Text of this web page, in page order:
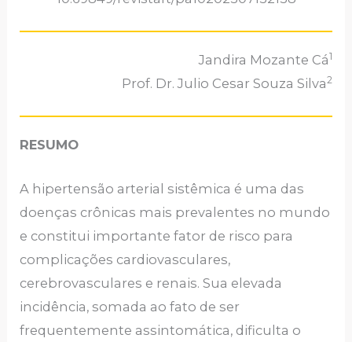
Jandira Mozante Cá1
Prof. Dr. Julio Cesar Souza Silva2
RESUMO
A hipertensão arterial sistêmica é uma das
doenças crônicas mais prevalentes no mundo
e constitui importante fator de risco para
complicações cardiovasculares,
cerebrovasculares e renais. Sua elevada
incidência, somada ao fato de ser
frequentemente assintomática, dificulta o